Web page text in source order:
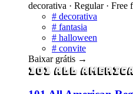
decorativa · Regular · Free
# decorativa
# fantasia
# halloween
# convite
Baixar grátis →
101 All